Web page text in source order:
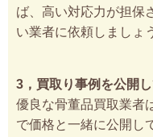
ば、高い対応力が担保
い業者に依頼しましょ
3，買取り事例を公開
優良な骨董品買取業者
で価格と一緒に公開し